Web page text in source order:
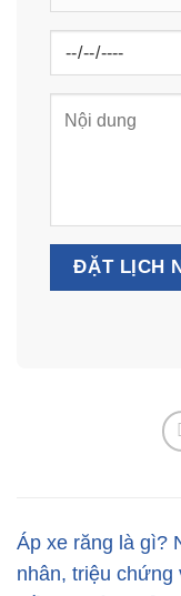
Áp xe răng là gì?
nhân, triệu chứng